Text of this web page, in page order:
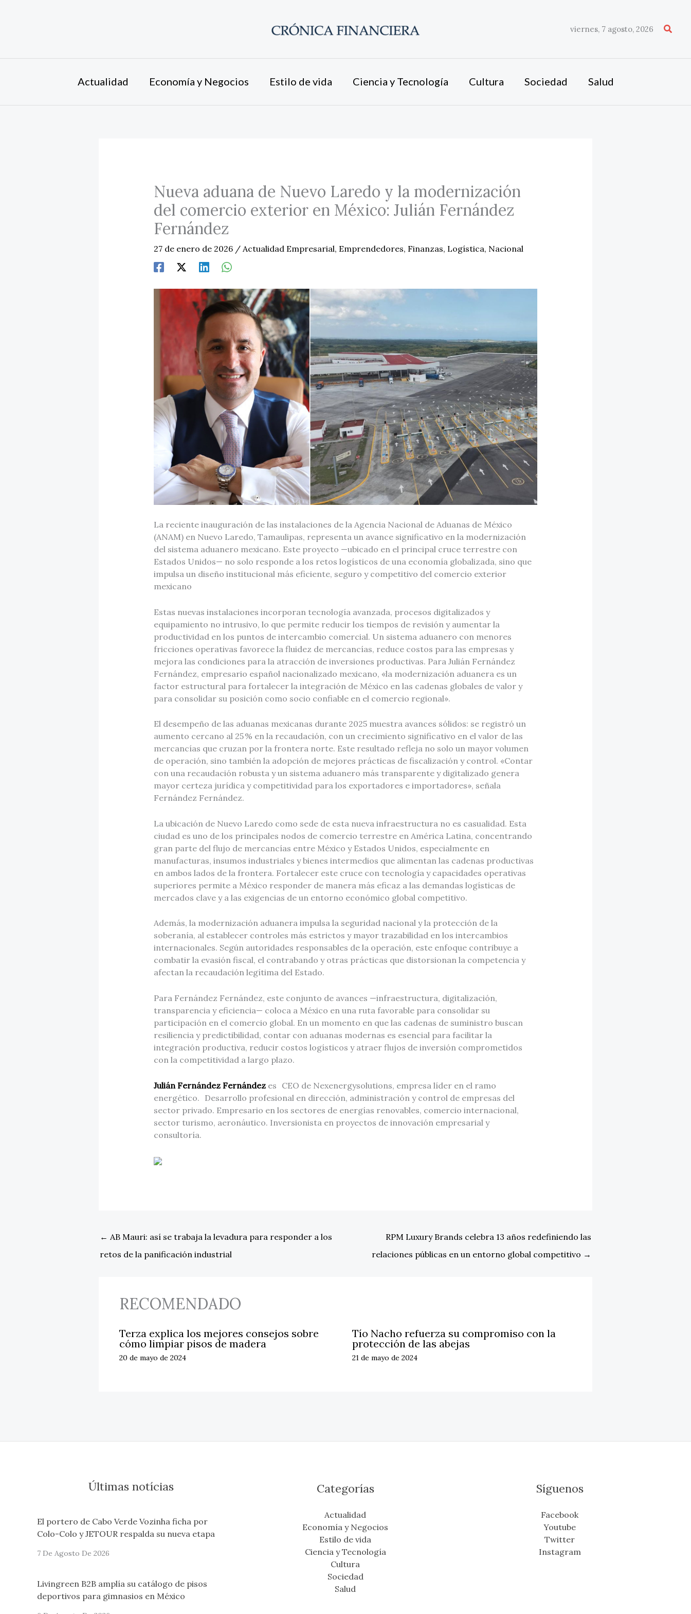
viernes, 7 agosto, 2026
Actualidad Economía y Negocios Estilo de vida Ciencia y Tecnología Cultura Sociedad Salud
Nueva aduana de Nuevo Laredo y la modernización
del comercio exterior en México: Julián Fernández
Fernández
27 de enero de 2026 / Actualidad Empresarial, Emprendedores, Finanzas, Logística, Nacional
La reciente inauguración de las instalaciones de la Agencia Nacional de Aduanas de México
(ANAM) en Nuevo Laredo, Tamaulipas, representa un avance significativo en la modernización
del sistema aduanero mexicano. Este proyecto —ubicado en el principal cruce terrestre con
Estados Unidos— no solo responde a los retos logísticos de una economía globalizada, sino que
impulsa un diseño institucional más eficiente, seguro y competitivo del comercio exterior
mexicano
Estas nuevas instalaciones incorporan tecnología avanzada, procesos digitalizados y
equipamiento no intrusivo, lo que permite reducir los tiempos de revisión y aumentar la
productividad en los puntos de intercambio comercial. Un sistema aduanero con menores
fricciones operativas favorece la fluidez de mercancías, reduce costos para las empresas y
mejora las condiciones para la atracción de inversiones productivas. Para Julián Fernández
Fernández, empresario español nacionalizado mexicano, «la modernización aduanera es un
factor estructural para fortalecer la integración de México en las cadenas globales de valor y
para consolidar su posición como socio confiable en el comercio regional».
El desempeño de las aduanas mexicanas durante 2025 muestra avances sólidos: se registró un
aumento cercano al 25 % en la recaudación, con un crecimiento significativo en el valor de las
mercancías que cruzan por la frontera norte. Este resultado refleja no solo un mayor volumen
de operación, sino también la adopción de mejores prácticas de fiscalización y control. «Contar
con una recaudación robusta y un sistema aduanero más transparente y digitalizado genera
mayor certeza jurídica y competitividad para los exportadores e importadores», señala
Fernández Fernández.
La ubicación de Nuevo Laredo como sede de esta nueva infraestructura no es casualidad. Esta
ciudad es uno de los principales nodos de comercio terrestre en América Latina, concentrando
gran parte del flujo de mercancías entre México y Estados Unidos, especialmente en
manufacturas, insumos industriales y bienes intermedios que alimentan las cadenas productivas
en ambos lados de la frontera. Fortalecer este cruce con tecnología y capacidades operativas
superiores permite a México responder de manera más eficaz a las demandas logísticas de
mercados clave y a las exigencias de un entorno económico global competitivo.
Además, la modernización aduanera impulsa la seguridad nacional y la protección de la
soberanía, al establecer controles más estrictos y mayor trazabilidad en los intercambios
internacionales. Según autoridades responsables de la operación, este enfoque contribuye a
combatir la evasión fiscal, el contrabando y otras prácticas que distorsionan la competencia y
afectan la recaudación legítima del Estado.
Para Fernández Fernández, este conjunto de avances —infraestructura, digitalización,
transparencia y eficiencia— coloca a México en una ruta favorable para consolidar su
participación en el comercio global. En un momento en que las cadenas de suministro buscan
resiliencia y predictibilidad, contar con aduanas modernas es esencial para facilitar la
integración productiva, reducir costos logísticos y atraer flujos de inversión comprometidos
con la competitividad a largo plazo.
Julián Fernández Fernández es CEO de Nexenergysolutions, empresa líder en el ramo
energético. Desarrollo profesional en dirección, administración y control de empresas del
sector privado. Empresario en los sectores de energías renovables, comercio internacional,
sector turismo, aeronáutico. Inversionista en proyectos de innovación empresarial y
consultoría.
← AB Mauri: así se trabaja la levadura para responder a los
retos de la panificación industrial
RPM Luxury Brands celebra 13 años redefiniendo las
relaciones públicas en un entorno global competitivo →
RECOMENDADO
Terza explica los mejores consejos sobre
cómo limpiar pisos de madera
20 de mayo de 2024
Tío Nacho refuerza su compromiso con la
protección de las abejas
21 de mayo de 2024
Últimas notícias
El portero de Cabo Verde Vozinha ficha por
Colo-Colo y JETOUR respalda su nueva etapa
7 De Agosto De 2026
Livingreen B2B amplía su catálogo de pisos
deportivos para gimnasios en México
Categorías
Actualidad
Economía y Negocios
Estilo de vida
Ciencia y Tecnología
Cultura
Sociedad
Salud
Síguenos
Facebook
Youtube
Twitter
Instagram